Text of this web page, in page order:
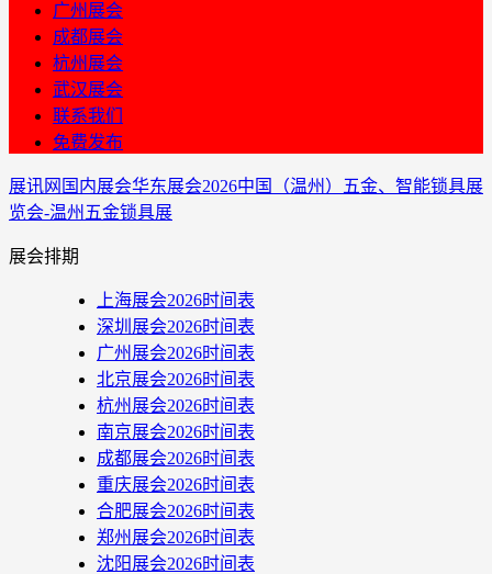
广州展会
成都展会
杭州展会
武汉展会
联系我们
免费发布
展讯网 国内展会华东展会2026中国（温州）五金、智能锁具展
览会-温州五金锁具展
展会排期
上海展会2026时间表
深圳展会2026时间表
广州展会2026时间表
北京展会2026时间表
杭州展会2026时间表
南京展会2026时间表
成都展会2026时间表
重庆展会2026时间表
合肥展会2026时间表
郑州展会2026时间表
沈阳展会2026时间表